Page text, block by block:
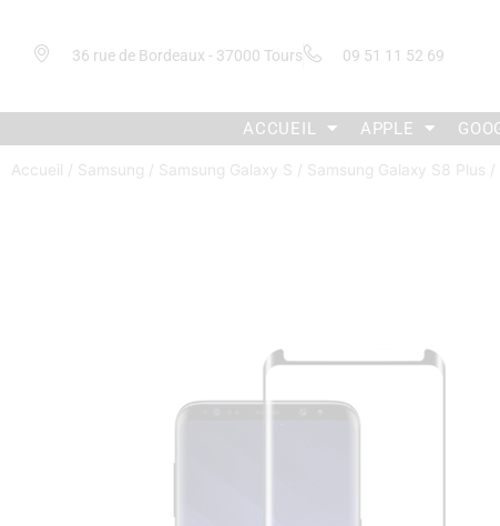
36 rue de Bordeaux - 37000 Tours 09 51 11 52 69
ACCUEIL APPLE
Accueil / Samsung / Samsung Galaxy S / Samsung Galaxy S8 Plus /